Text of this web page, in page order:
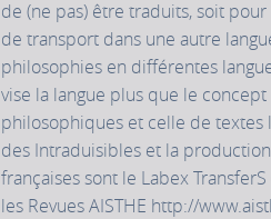
de (ne pas) être traduits, soit
de transport dans une autre
philosophies en différentes
vise la langue plus que le
philosophiques et celle de textes
des Intraduisibles et la
françaises sont le Labex
les Revues AISTHE http://